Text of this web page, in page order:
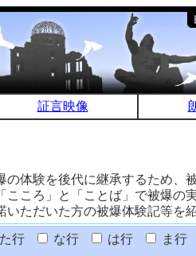
証言映像
体験を後代に継承するため、
ころ」と「ことば」で被爆の
ただいた方の被爆体験記等を
た行 な行 は行 ま行